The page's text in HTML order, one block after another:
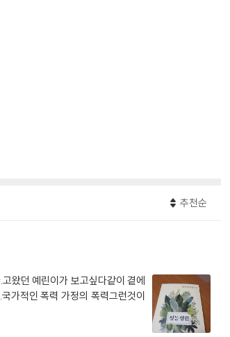
추천순
왔던 예린이가 보고싶다같이 곁에
가적인 폭력 가정의 폭력그런것이